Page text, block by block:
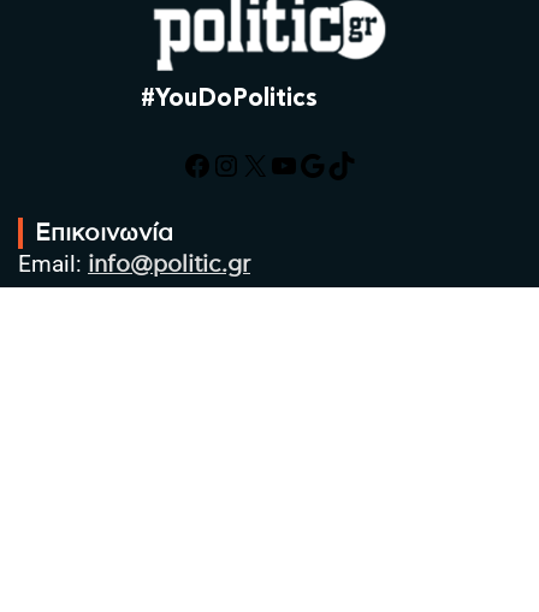
#YouDoPolitics
Facebook
Instagram
X YouTube
Google
TikTok
Επικοινωνία
Email: info@politic.gr
Τηλ: